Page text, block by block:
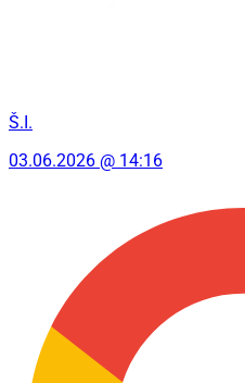
Š.I.
03.06.2026 @ 14:16